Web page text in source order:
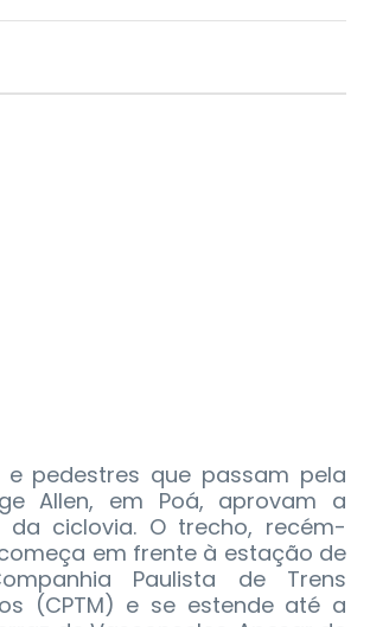
e pedestres que passam pela
Allen, em Poá, aprovam a
da ciclovia. O trecho, recém-
em frente à estação de
Paulista de Trens
(CPTM) e se estende até a